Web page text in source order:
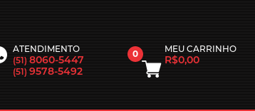
ATENDIMENTO
(51) 8060-5447
(51) 9578-5492
0 MEU CARRINHO
R$0,00